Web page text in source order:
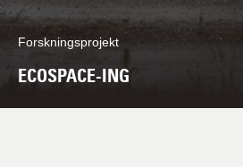
Forskningsprojekt
ECOSPACE-ING